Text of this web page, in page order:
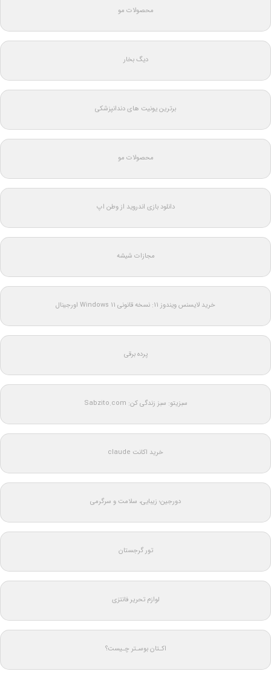
محصولات مو
دیگ بخار
برترین یونیت های دندانپزشکی
محصولات مو
دانلود بازی اندروید از وطن اپ
مجازات شیشه
خرید لایسنس ویندوز 11: نسخه قانونی Windows 11 اورجینال
پرده برقی
سبزیتو: سبز زندگی کن: Sabzito.com
خرید اکانت claude
دورجین؛ زیبایی، سلامت و سرگرمی
تور گرجستان
لوازم تحریر فانتزی
اکـتان بوسـتر چـیست؟